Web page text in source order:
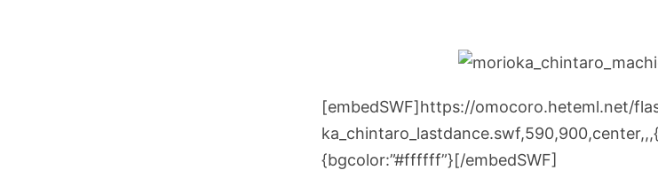
[embedSWF]https://omocoro.heteml.net/
{bgcolor:”#ffffff”}[/embedSWF]